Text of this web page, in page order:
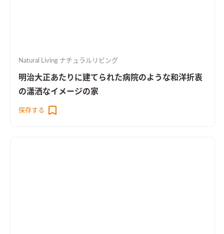
Natural Living ナチュラルリビング
明治大正あたりに建てられた病院のような和洋折衷
の瀟洒なイメージの家
保存する